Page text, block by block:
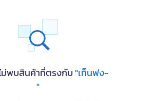
ม่พบสินค้าที่ตรงกับ"เท็นฟง-
"